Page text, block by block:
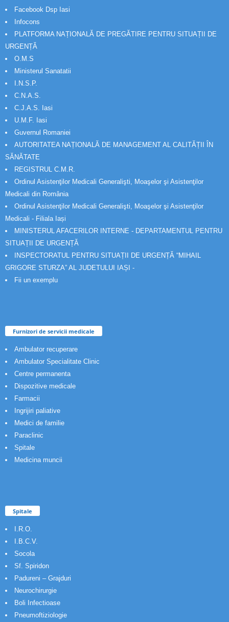
Facebook Dsp Iasi
Infocons
PLATFORMA NAȚIONALĂ DE PREGĂTIRE PENTRU SITUAȚII DE
URGENȚĂ
O.M.S
Ministerul Sanatatii
I.N.S.P.
C.N.A.S.
C.J.A.S. Iasi
U.M.F. Iasi
Guvernul Romaniei
AUTORITATEA NAȚIONALĂ DE MANAGEMENT AL CALITĂȚII ÎN
SĂNĂTATE
REGISTRUL C.M.R.
Ordinul Asistenţilor Medicali Generalişti, Moaşelor şi Asistenţilor
Medicali din România
Ordinul Asistenţilor Medicali Generalişti, Moaşelor şi Asistenţilor
Medicali - Filiala Iași
MINISTERUL AFACERILOR INTERNE - DEPARTAMENTUL PENTRU
SITUAȚII DE URGENȚĂ
INSPECTORATUL PENTRU SITUAȚII DE URGENȚĂ “MIHAIL
GRIGORE STURZA” AL JUDETULUI IAȘI -
Fii un exemplu
Furnizori de servicii medicale
Ambulator recuperare
Ambulator Specialitate Clinic
Centre permanenta
Dispozitive medicale
Farmacii
Ingrijiri paliative
Medici de familie
Paraclinic
Spitale
Medicina muncii
Spitale
I.R.O.
I.B.C.V.
Socola
Sf. Spiridon
Padureni – Grajduri
Neurochirurgie
Boli Infectioase
Pneumoftiziologie